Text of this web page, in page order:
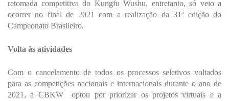
retomada competitiva do Kungfu Wushu, entretanto, só veio a
ocorrer no final de 2021 com a realização da 31ª edição do
Campeonato Brasileiro.
Volta às atividades
Com o cancelamento de todos os processos seletivos voltados
para as competições nacionais e internacionais durante o ano de
2021, a CBKW optou por priorizar os projetos virtuais e a